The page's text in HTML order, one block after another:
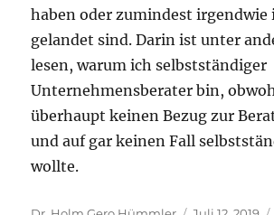
haben oder zumindest irgendwie
gelandet sind. Darin ist unter
lesen, warum ich selbstständiger
Unternehmensberater bin,
überhaupt keinen Bezug zur
und auf gar keinen Fall
wollte.